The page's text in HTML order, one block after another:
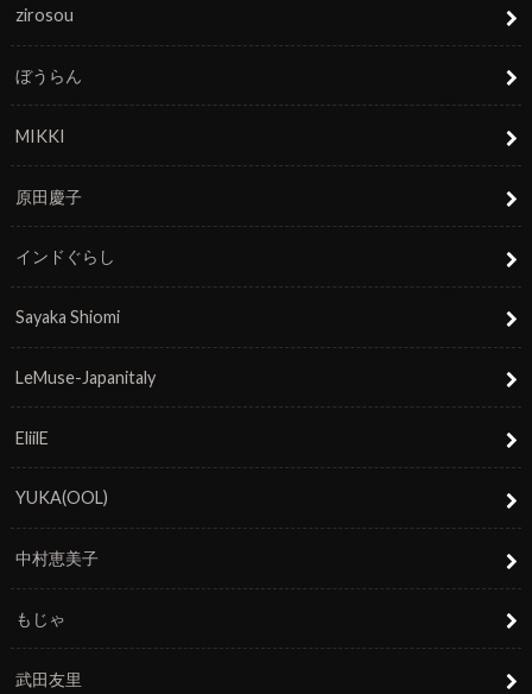
zirosou
ぼうらん
MIKKI
原田慶子
インドぐらし
Sayaka Shiomi
LeMuse-Japanitaly
EliilE
YUKA(OOL)
中村恵美子
もじゃ
武田友里